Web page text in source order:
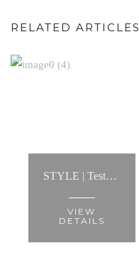
RELATED ARTICLES
STYLE | Testemunho: “...ajudou-me a criar looks infinitos, mostrou-me a melhor maneira de usar cada tipo de roupa e fez com que conseguisse criar um estilo..."
VIEW
DETAILS